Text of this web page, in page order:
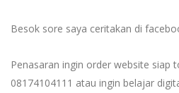
Besok sore saya ceritakan di
Penasaran ingin order website siap
08174104111 atau ingin belajar